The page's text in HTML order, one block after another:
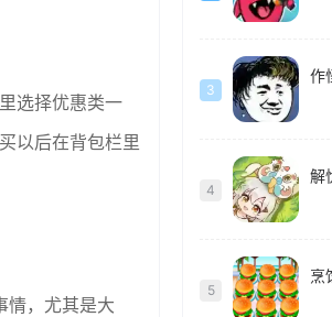
选择优惠类一
以后在背包栏里
情，尤其是大
3
4
5